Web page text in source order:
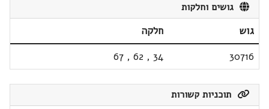
גושים וחלקות
גוש
חלקה
30716
34
,
62
,
67
תוכניות קשורות